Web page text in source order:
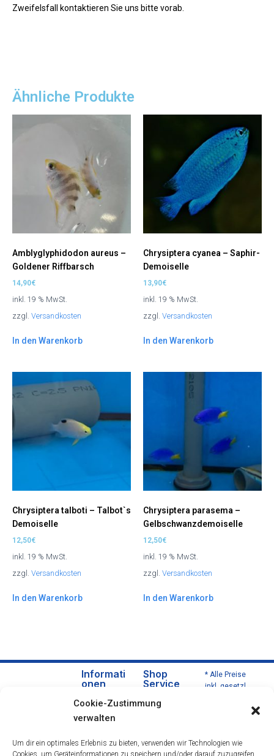
Cookie-Zustimmung
verwalten
Um dir ein optimales Erlebnis zu bieten, verwenden wir Technologien wie
Cookies, um Geräteinformationen zu speichern und/oder darauf zuzugreifen.
Zweifelsfall kontaktieren Sie uns bitte vorab.
Ähnliche Produkte
Amblyglyphidodon aureus –
Goldener Riffbarsch
14,90€
inkl. 19 % MwSt.
zzgl. Versandkosten
In den Warenkorb
Chrysiptera cyanea – Saphir-
Demoiselle
13,90€
inkl. 19 % MwSt.
zzgl. Versandkosten
In den Warenkorb
Chrysiptera talboti – Talbot`s
Demoiselle
12,50€
inkl. 19 % MwSt.
zzgl. Versandkosten
In den Warenkorb
Chrysiptera parasema –
Gelbschwanzdemoiselle
12,50€
inkl. 19 % MwSt.
zzgl. Versandkosten
In den Warenkorb
Informati
onen
uns
Daten
Shop
Service
ngsbe
* Alle Preise
inkl. gesetzl.
Nachnahmeg